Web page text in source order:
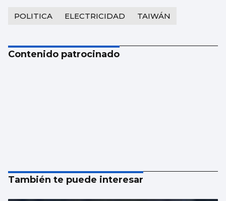
POLITICA ELECTRICIDAD TAIWÁN
Contenido patrocinado
También te puede interesar